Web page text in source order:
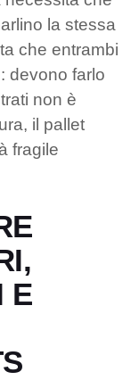
la stessa
che entrambi
devono farlo
non è
il pallet
fragile
E